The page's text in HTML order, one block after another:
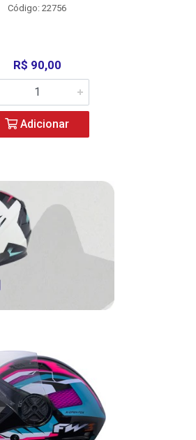
Código: 22756
R$ 90,00
Adicionar